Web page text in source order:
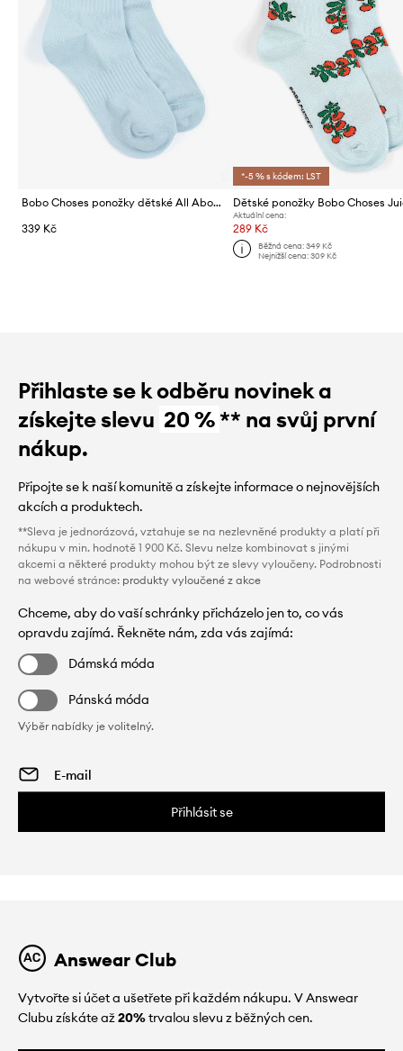
Bobo Choses ponožky dětské All About Monsters
339 Kč
*-5 % s kódem: LST
Aktuální cena:
289 Kč
Běžná cena: 349 Kč
Nejnižší cena: 309 Kč
Přihlaste se k odběru novinek a
získejte slevu 20 %** na svůj první
nákup.
Připojte se k naší komunitě a získejte informace o nejnovějších
akcích a produktech.
**Sleva je jednorázová, vztahuje se na nezlevněné produkty a platí při
nákupu v min. hodnotě 1 900 Kč. Slevu nelze kombinovat s jinými
akcemi a některé produkty mohou být ze slevy vyloučeny. Podrobnosti
na webové stránce: produkty vyloučené z akce
Chceme, aby do vaší schránky přicházelo jen to, co vás
opravdu zajímá. Řekněte nám, zda vás zajímá:
Dámská móda
Pánská móda
Výběr nabídky je volitelný.
Přihlásit se
Answear Club
Vytvořte si účet a ušetřete při každém nákupu. V Answear
Clubu získáte až20%trvalou slevu z běžných cen.